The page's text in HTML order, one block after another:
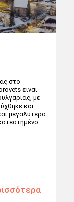
στο
είναι
με
και
μεγαλύτερα